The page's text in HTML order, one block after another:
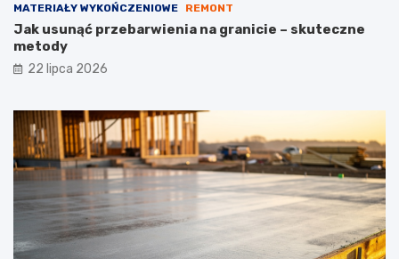
MATERIAŁY WYKOŃCZENIOWE REMONT
Jak usunąć przebarwienia na granicie – skuteczne
metody
22 lipca 2026